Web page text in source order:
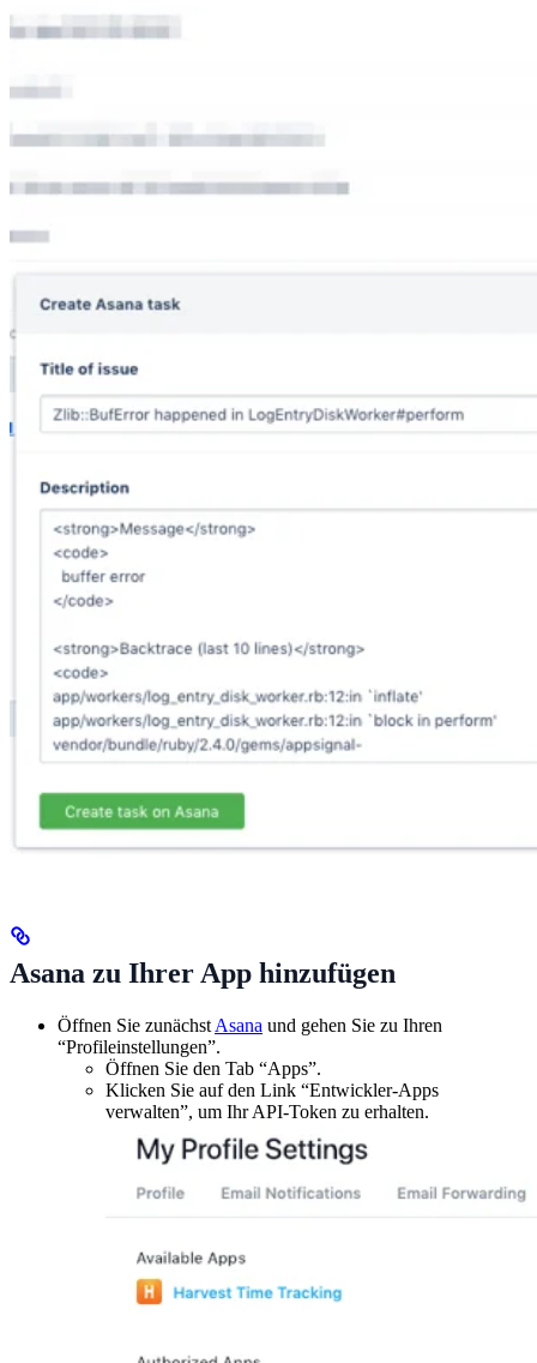
Asana zu Ihrer App hinzufügen
Öffnen Sie zunächst Asana und gehen Sie zu Ihren
“Profileinstellungen”.
Öffnen Sie den Tab “Apps”.
Klicken Sie auf den Link “Entwickler-Apps
verwalten”, um Ihr API-Token zu erhalten.